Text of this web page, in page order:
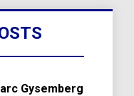
Gysemberg